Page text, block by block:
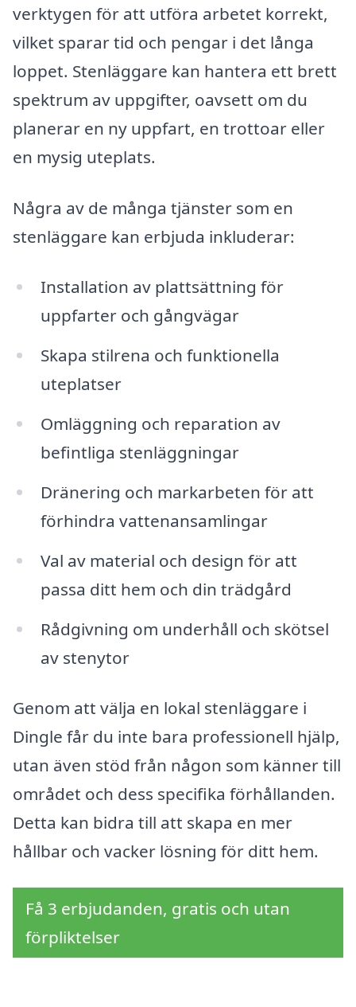
verktygen för att utföra arbetet korrekt,
vilket sparar tid och pengar i det långa
loppet. Stenläggare kan hantera ett brett
spektrum av uppgifter, oavsett om du
planerar en ny uppfart, en trottoar eller
en mysig uteplats.
Några av de många tjänster som en
stenläggare kan erbjuda inkluderar:
Installation av plattsättning för
uppfarter och gångvägar
Skapa stilrena och funktionella
uteplatser
Omläggning och reparation av
befintliga stenläggningar
Dränering och markarbeten för att
förhindra vattenansamlingar
Val av material och design för att
passa ditt hem och din trädgård
Rådgivning om underhåll och skötsel
av stenytor
Genom att välja en lokal stenläggare i
Dingle får du inte bara professionell hjälp,
utan även stöd från någon som känner till
området och dess specifika förhållanden.
Detta kan bidra till att skapa en mer
hållbar och vacker lösning för ditt hem.
Få 3 erbjudanden, gratis och utan
förpliktelser